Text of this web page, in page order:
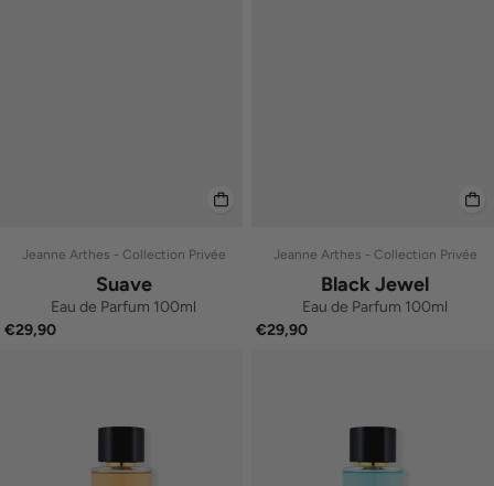
Jeanne Arthes - Collection Privée
Suave
Eau de Parfum 100ml
€29,90
Jeanne Arthes - Collection Privée
Black Jewel
Eau de Parfum 100ml
€29,90